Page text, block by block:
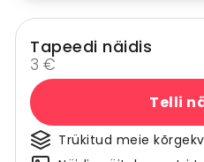
Tapeedi näidis
3 €
Telli
Trükitud meie